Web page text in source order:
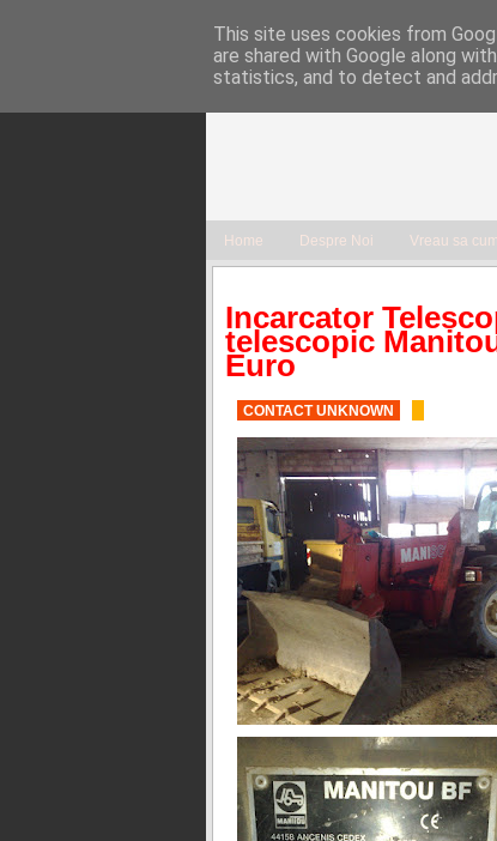
Home Despre Noi Vreau sa
Incarcator
telescopic
Euro
CONTACT UNKNOWN
This site uses cookies from
are shared with Google along
statistics, and to detect and